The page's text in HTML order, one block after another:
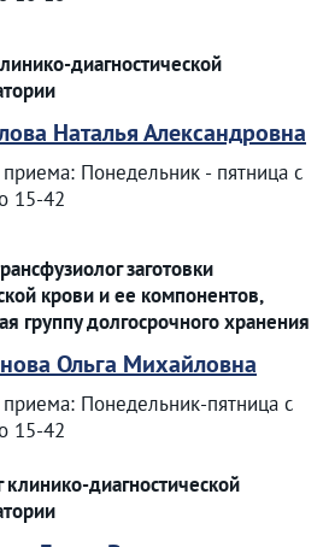
диагностической
Наталья Александровна
Понедельник - пятница с
15-42
заготовки
крови и ее компонентов,
группу долгосрочного хранения
Ольга Михайловна
Понедельник-пятница с
15-42
клинико-диагностической